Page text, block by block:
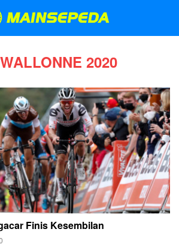
2020
Finis Kesembilan